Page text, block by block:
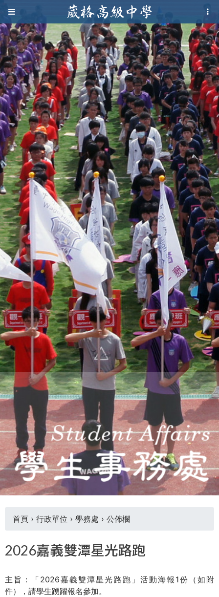
Jump to navigation
葳
格
高
級
中
學
葳
格
國
際．
國
際
葳
格。
培
養
具
國
際
移
動
力
的
世
界
公
民。
WAGOR
TODAY
THE
WORLD
TOMORROW
PUTTING
YOU
ON
PATH
GLOBAL
CITIZENSHIP
在
這
首頁 › 行政單位 › 學務處 › 公佈欄
2026嘉義雙潭星光路跑
主旨：「2026嘉義雙潭星光路跑」活動海報1份（如附
件），請學生踴躍報名參加。